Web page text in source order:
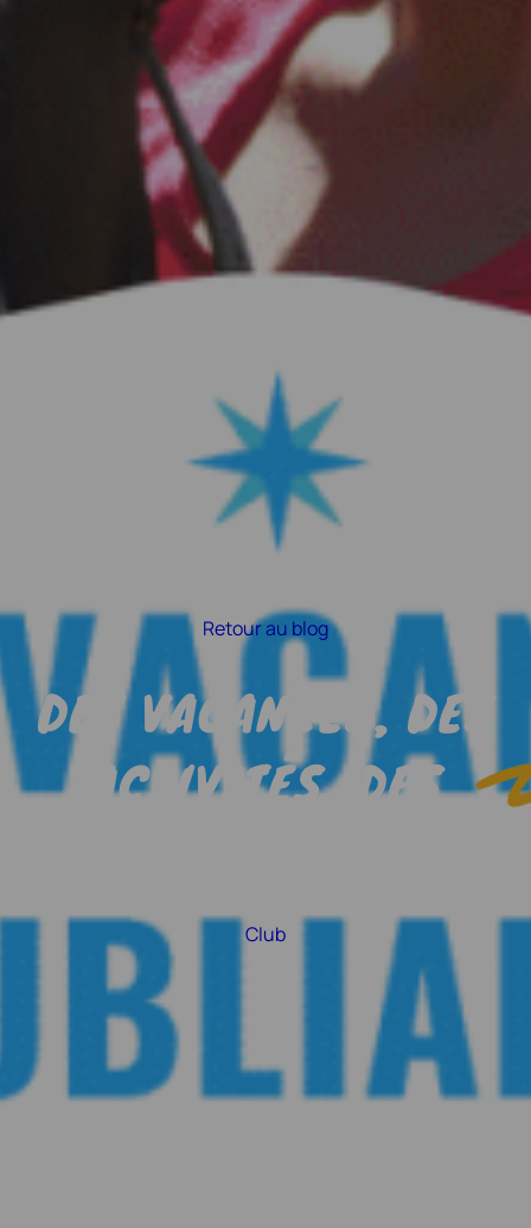
Retour au blog
DES VACANCES, DES
ACTIVITÉS, DES
Club